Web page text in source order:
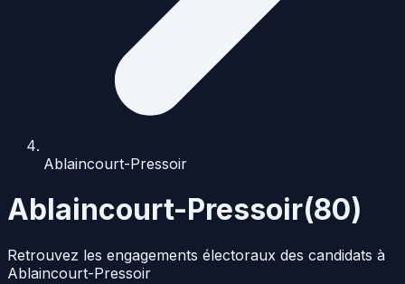
Ablaincourt-Pressoir
Ablaincourt-Pressoir(80)
Retrouvez les engagements électoraux des candidats à
Ablaincourt-Pressoir